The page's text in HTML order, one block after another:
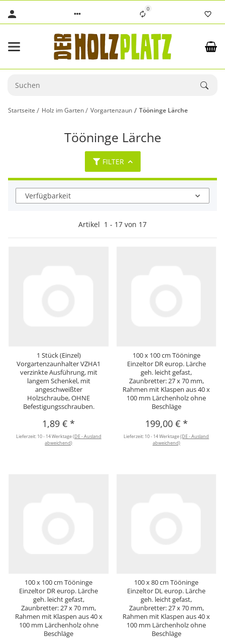
0
Startseite Holz im Garten Vorgartenzaun Tööninge Lärche
Tööninge Lärche
FILTER
Verfügbarkeit
Artikel 1 - 17 von 17
1 Stück (Einzel)
Vorgartenzaunhalter VZHA1
verzinkte Ausführung, mit
langem Schenkel, mit
angeschweißter
Holzschraube, OHNE
Befestigungsschrauben.
1,89 €*
Lieferzeit: 10 - 14 Werktage(DE - Ausland
abweichend)
100 x 100 cm Tööninge
Einzeltor DR europ. Lärche
geh. leicht gefast,
Zaunbretter: 27 x 70 mm,
Rahmen mit Klaspen aus 40 x
100 mm Lärchenholz ohne
Beschläge
199,00 € *
Lieferzeit: 10 - 14 Werktage(DE - Ausland
abweichend)
100 x 100 cm Tööninge
Einzeltor DR europ. Lärche
geh. leicht gefast,
Zaunbretter: 27 x 70 mm,
Rahmen mit Klaspen aus 40 x
100 mm Lärchenholz ohne
Beschläge
100 x 80 cm Tööninge
Einzeltor DL europ. Lärche
geh. leicht gefast,
Zaunbretter: 27 x 70 mm,
Rahmen mit Klaspen aus 40 x
100 mm Lärchenholz ohne
Beschläge